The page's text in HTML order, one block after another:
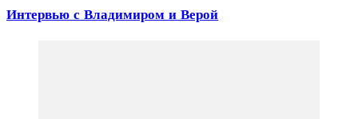
Интервью с Владимиром и Верой